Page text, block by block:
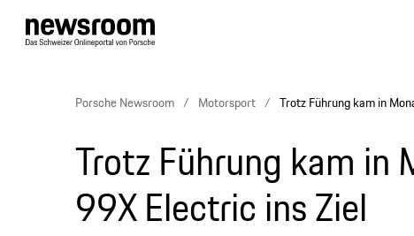
Porsche Newsroom Motorsport Trotz Führung kam in
Trotz Führung kam in
99X Electric ins Ziel